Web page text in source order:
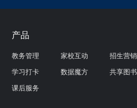
产品
教务管理 家校互动 招生营销
学习打卡
数据魔方 共享图书
课后服务